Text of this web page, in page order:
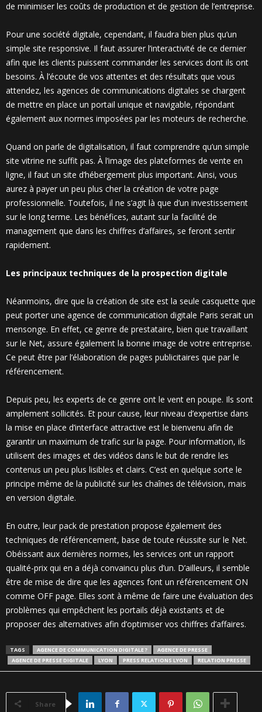
de minimiser les coûts de production et de gestion de l’entreprise.
Pour une société digitale, cependant, il faudra bien plus qu’un
simple site responsive. Il faut assurer l’interactivité de ce dernier
afin que les clients puissent commander les services dont ils ont
besoins. À l’écoute de vos attentes et des résultats que vous
attendez, les agences de communications digitales se chargent
de mettre en place un portail unique et navigable, répondant
également aux normes imposées par les moteurs de recherche.
Quand on parle de digitalisation, il faut comprendre qu’un simple
site vitrine ne suffit pas. À l’image des plateformes de vente en
ligne, il faut un site d’hébergement plus important. Ainsi, vous
aurez à payer un peu plus cher la création de votre page
professionnelle. Toutefois, il ne s’agit là que d’un investissement
sur le long terme. Les bénéfices, autant sur la facilité de
management que dans les chiffres d’affaires, se feront sentir
rapidement.
Les principaux techniques de la prospection digitale
Néanmoins, dire que la création de site est la seule casquette que
peut porter une agence de communication digitale Paris serait un
mensonge. En effet, ce genre de prestataire, bien que travaillant
sur le Net, assure également la bonne image de votre entreprise.
Ce peut être par l’élaboration de pages publicitaires que par le
référencement.
Depuis peu, les experts de ce genre ont le vent en poupe. Ils sont
amplement sollicités. Et pour cause, leur niveau d’expertise dans
la mise en place d’interface attractive est le bienvenu afin de
garantir un maximum de trafic sur la page. Pour information, ils
utilisent des images et des vidéos dans le but de rendre les
contenus un peu plus lisibles et clairs. C’est en quelque sorte le
principe même de la publicité sur les chaînes de télévision, mais
en version digitale.
En outre, leur pack de prestation propose également des
techniques de référencement, base de toute réussite sur le Net.
Obéissant aux dernières normes, les services ont un rapport
qualité-prix qui en a déjà convaincu plus d’un. D’ailleurs, il semble
être de mise de dire que les agences font un référencement ON
comme OFF page. Elles sont à même de faire une évaluation des
problèmes qui empêchent les portails déjà existants et de
proposer des alternatives afin d’optimiser vos chiffres d’affaires.
TAGS AGENCE DE COMMUNICATION DIGITALE ?
AGENCE DE PRESSE
AGENCE DE PRESSE DIGITALE
LYON PRESS RELATIONS LYON RELATION PRESSE
Share